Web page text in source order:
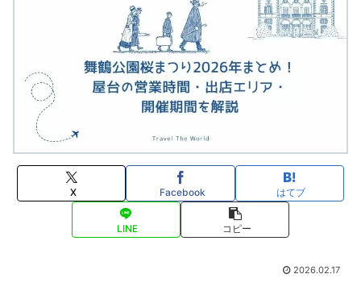
X Facebook はてブ
LINE コピー
2026.02.17